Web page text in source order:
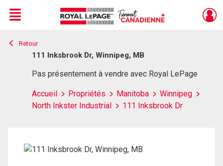
Live
En Direct
Menu
Retour
111 Inksbrook Dr, Winnipeg, MB
Pas présentement à vendre avec Royal LePage
Accueil Propriétés Manitoba
Winnipeg
North Inkster Industrial
111 Inksbrook Dr